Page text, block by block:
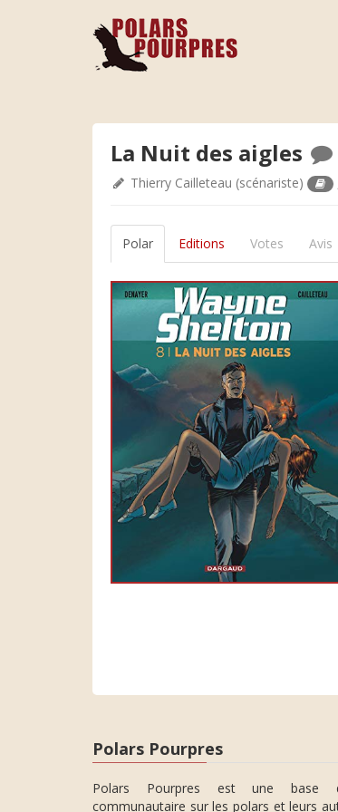
La Nuit des aigles
Thierry Cailleteau (scénariste)
Polar Editions Votes Avis
Polars Pourpres
Polars Pourpres est une base
communautaire sur les polars et leurs